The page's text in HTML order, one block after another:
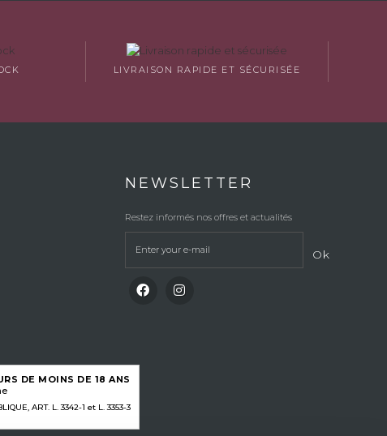
LIVRAISON RAPIDE ET SÉCURISÉE
NEWSLETTER
Restez informés nos offres et actualités
Ok
DE MOINS DE 18 ANS
ART. L. 3342-1 et L. 3353-3